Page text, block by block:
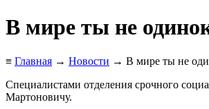
В мире ты не
≡ Главная → Новости → В мире ты не
Специалистами отделения срочного
Мартоновичу.